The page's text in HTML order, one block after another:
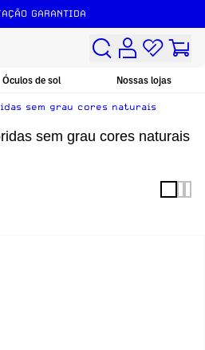
GARANTIDA
Óculos de sol Nossas lojas
sem grau cores naturais
sem grau cores naturais